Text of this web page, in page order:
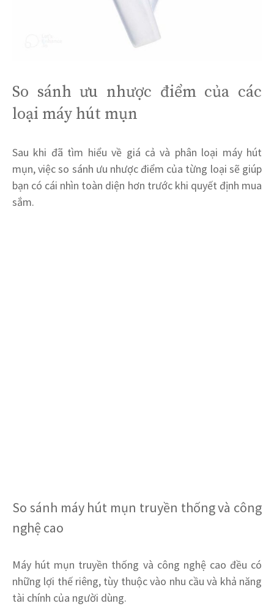
So sánh ưu nhược điểm của các
loại máy hút mụn
Sau khi đã tìm hiểu về giá cả và phân loại máy hút
mụn, việc so sánh ưu nhược điểm của từng loại sẽ giúp
bạn có cái nhìn toàn diện hơn trước khi quyết định mua
sắm.
So sánh máy hút mụn truyền thống và công
nghệ cao
Máy hút mụn truyền thống và công nghệ cao đều có
những lợi thế riêng, tùy thuộc vào nhu cầu và khả năng
tài chính của người dùng.